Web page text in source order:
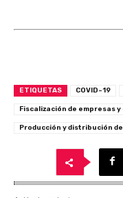
ETIQUETAS COVID-19
Fiscalización de empresas
Producción y distribución